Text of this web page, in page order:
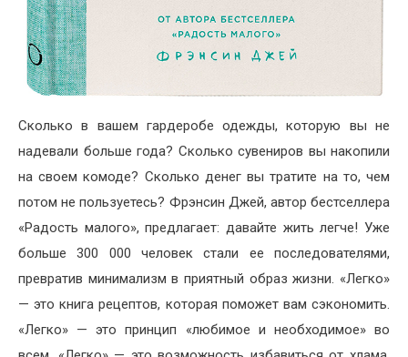
Сколько в вашем гардеробе одежды, которую вы не
надевали больше года? Сколько сувениров вы накопили
на своем комоде? Сколько денег вы тратите на то, чем
потом не пользуетесь? Фрэнсин Джей, автор бестселлера
«Радость малого», предлагает: давайте жить легче! Уже
больше 300 000 человек стали ее последователями,
превратив минимализм в приятный образ жизни. «Легко»
— это книга рецептов, которая поможет вам сэкономить.
«Легко» — это принцип «любимое и необходимое» во